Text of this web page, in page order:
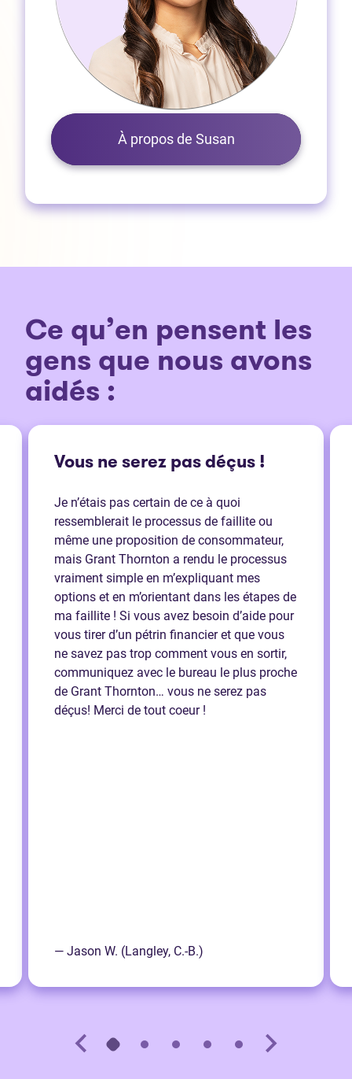
À propos de Susan
Ce qu’en pensent les
gens que nous avons
aidés :
Vous ne serez pas déçus !
Je n’étais pas certain de ce à quoi
ressemblerait le processus de faillite ou
même une proposition de consommateur,
mais Grant Thornton a rendu le processus
vraiment simple en m’expliquant mes
options et en m’orientant dans les étapes de
ma faillite ! Si vous avez besoin d’aide pour
vous tirer d’un pétrin financier et que vous
ne savez pas trop comment vous en sortir,
communiquez avec le bureau le plus proche
de Grant Thornton… vous ne serez pas
déçus! Merci de tout coeur !
— Jason W. (Langley, C.-B.)